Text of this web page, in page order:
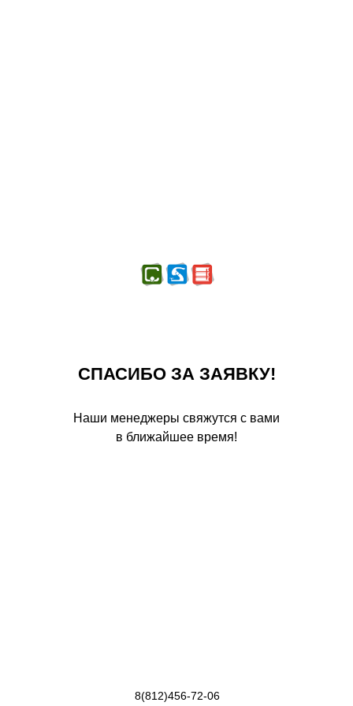
СПАСИБО ЗА ЗАЯВКУ!
Наши менеджеры свяжутся с вами
в ближайшее время!
8(812)456-72-06